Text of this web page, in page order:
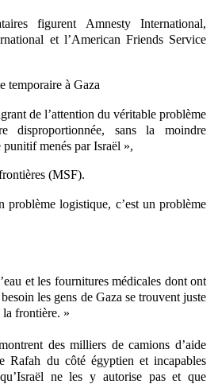
figurent Amnesty International,
et l’American Friends Service
temporaire à Gaza
de l’attention du véritable problème
disproportionnée, sans la moindre
menés par Israël »,
(MSF).
problème logistique, c’est un problème
et les fournitures médicales dont ont
les gens de Gaza se trouvent juste
la frontière. »
des milliers de camions d’aide
Rafah du côté égyptien et incapables
ne les y autorise pas et que